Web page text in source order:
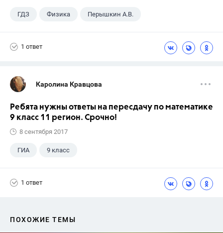
ГДЗ Физика Перышкин А.В.
1 ответ
Каролина Кравцова
Ребята нужны ответы на пересдачу по математике
9 класс 11 регион. Срочно!
8 сентября 2017
ГИА 9 класс
1 ответ
ПОХОЖИЕ ТЕМЫ